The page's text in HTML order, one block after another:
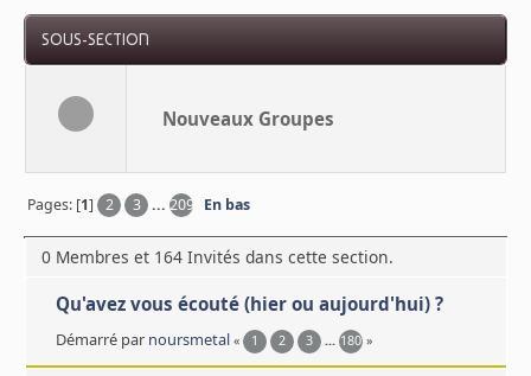
SOUS-SECTION
Nouveaux Groupes
Pages: [1] 2 3 ...209 En bas
0 Membres et 164 Invités dans cette section.
Qu'avez vous écouté (hier ou aujourd'hui) ?
Démarré par noursmetal « 1 2 3 ... 180»